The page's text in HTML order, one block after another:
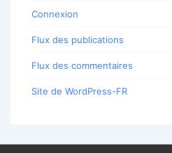
Connexion
Flux des publications
Flux des commentaires
Site de WordPress-FR